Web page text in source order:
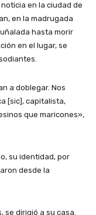
en la ciudad de
en la madrugada
hasta morir
en el lugar, se
a doblegar. Nos
[sic], capitalista,
que maricones»,
su identidad, por
desde la
se dirigió a su casa.